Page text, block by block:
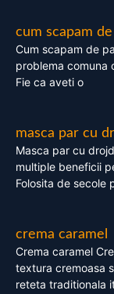
cum scapam
Cum scapam de
problema comuna
Fie ca aveti o
masca par cu
Masca par cu
multiple beneficii
Folosita de secole
crema caramel
Crema caramel
textura cremoasa
reteta traditionala